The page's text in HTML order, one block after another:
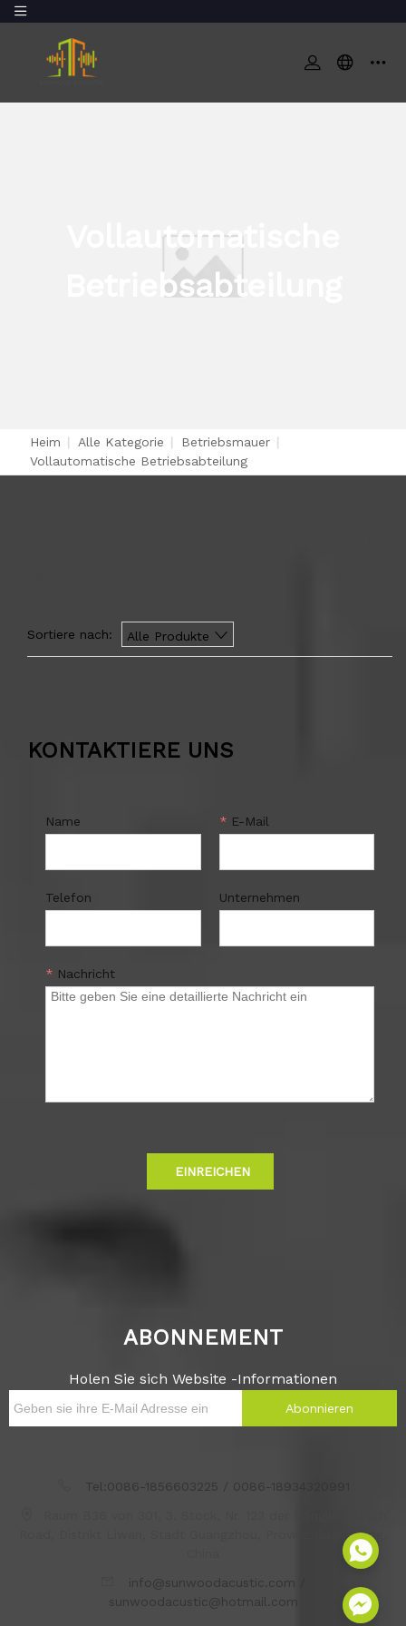
Vollautomatische
Betriebsabteilung
Heim Alle Kategorie Betriebsmauer
Vollautomatische Betriebsabteilung
Sortiere nach: Alle Produkte
KONTAKTIERE UNS
Name * E-Mail
Telefon Unternehmen
* Nachricht
EINREICHEN
ABONNEMENT
Holen Sie sich Website -Informationen
Abonnieren
Tel:0086-1856603225 / 0086-18934320991
Road, Distrikt Liwan, Stadt Guangzhou, Provinz Guangdong,
info@sunwoodacustic.com /
sunwoodacustic@hotmail.com